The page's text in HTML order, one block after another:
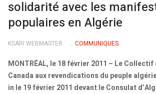
solidarité avec les
populaires en Algérie
KSARI WEBMASTER COMMUNIQUES
MONTRÉAL, le 18 février 2011 – Le
Canada aux revendications du peuple
in le 19 février 2011 devant le Consulat